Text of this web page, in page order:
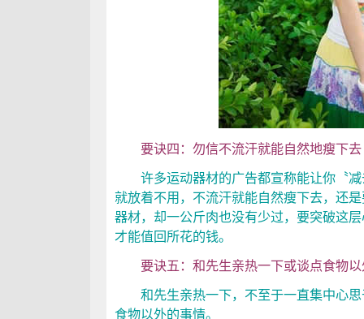
要诀四：勿信不流汗就能自然地瘦下去
许多运动器材的广告都宣称能让你〝减
就放着不用，不流汗就能自然瘦下去，还
器材，却一公斤肉也没有少过，要突破这
才能值回所花的钱。
要诀五：和先生亲热一下或谈点食物以
和先生亲热一下，不至于一直集中心思
食物以外的事情。